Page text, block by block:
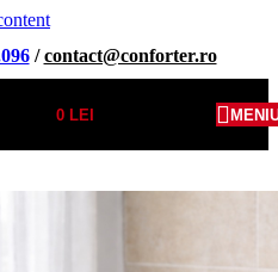
/contact@conforter.ro
0 LEI